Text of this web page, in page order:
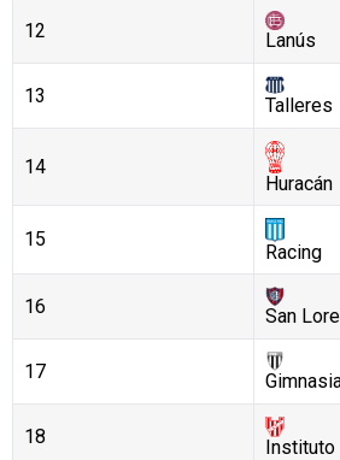
12 Lanús
13 Talleres
14
Huracán
15
Racing
16 San
17
18 Instituto